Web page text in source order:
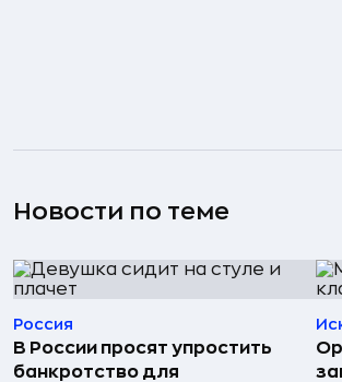
Новости по теме
Россия
В России просят упростить
банкротство для